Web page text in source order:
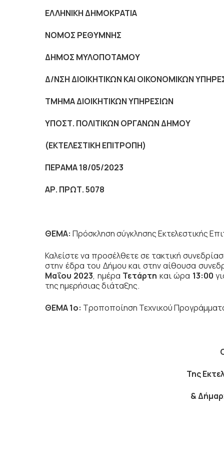
ΕΛΛΗΝΙΚΗ ΔΗΜΟΚΡΑΤΙΑ
NOMOΣ ΡΕΘΥΜΝΗΣ
ΔΗΜΟΣ ΜΥΛΟΠΟΤΑΜΟΥ
Δ/ΝΣΗ ΔΙΟΙΚΗΤΙΚΩΝ ΚΑΙ ΟΙΚΟΝΟΜΙΚΩΝ
ΤΜΗΜΑ ΔΙΟΙΚΗΤΙΚΩΝ ΥΠΗΡΕΣΙΩΝ
ΥΠΟΣΤ. ΠΟΛΙΤΙΚΩΝ ΟΡΓΑΝΩΝ ΔΗΜΟΥ
(ΕΚΤΕΛΕΣΤΙΚΗ ΕΠΙΤΡΟΠΗ)
ΠΕΡΑΜΑ 18/05/2023
ΑΡ. ΠΡΩΤ. 5078
ΘΕΜΑ: Πρόσκληση σύγκλησης Εκτελεστικής
Καλείστε να προσέλθετε σε τακτική
στην έδρα του Δήμου και στην αίθουσα
Μαΐου 2023, ημέρα Τετάρτη και ώρα 13:00
της ημερήσιας διάταξης.
ΘΕΜΑ 1ο: Τροποποίηση Τεχνικού
Της
&